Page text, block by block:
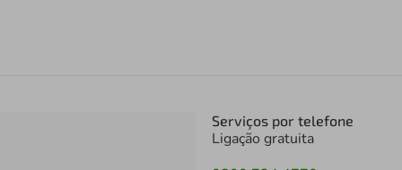
Serviços por telefone
Ligação gratuita